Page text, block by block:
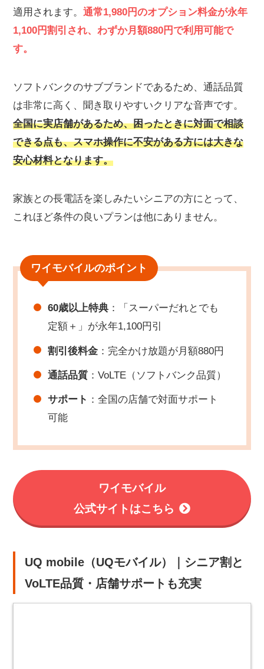
適用されます。 通常1,980円のオプション料金が永年
1,100円割引され、わずか月額880円で利用可能で
す。
ソフトバンクのサブブランドであるため、通話品質
は非常に高く、聞き取りやすいクリアな音声です。
全国に実店舗があるため、困ったときに対面で相談
できる点も、スマホ操作に不安がある方には大きな
安心材料となります。
家族との長電話を楽しみたいシニアの方にとって、
これほど条件の良いプランは他にありません。
ワイモバイルのポイント
60歳以上特典 ：「スーパーだれとでも
定額＋」が永年1,100円引
割引後料金 ：完全かけ放題が月額880円
通話品質 ：VoLTE（ソフトバンク品質）
サポート ：全国の店舗で対面サポート
可能
ワイモバイル
公式サイトはこちら
UQ mobile（UQモバイル）｜シニア割と
VoLTE品質・店舗サポートも充実